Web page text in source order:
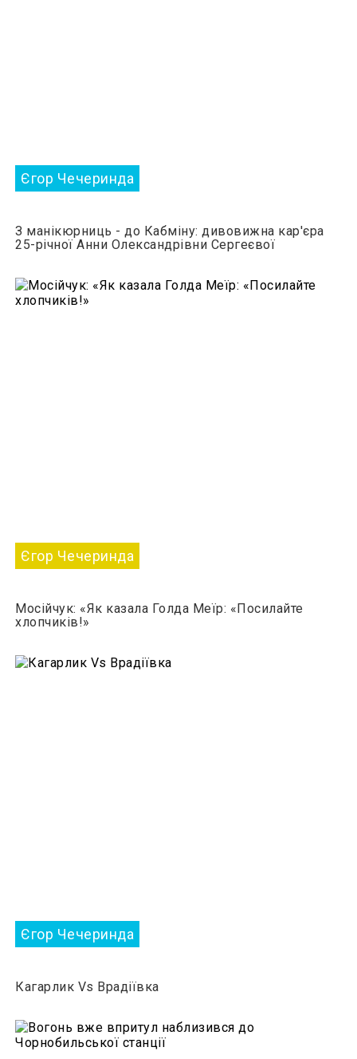
Єгор Чечеринда
З манікюрниць - до Кабміну: дивовижна кар'єра
25-річної Анни Олександрівни Сергеєвої
Єгор Чечеринда
Мосійчук: «Як казала Голда Меїр: «Посилайте
хлопчиків!»
Єгор Чечеринда
Кагарлик Vs Врадіївка